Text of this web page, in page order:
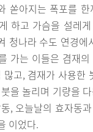
쏟아지는 폭포를
하고 가슴을 설레
청나라 수도 연경
가는 이들은 겸재
고, 겸재가 사용한
을 놀리며 기량을
, 오늘날의 효자동
이었다.